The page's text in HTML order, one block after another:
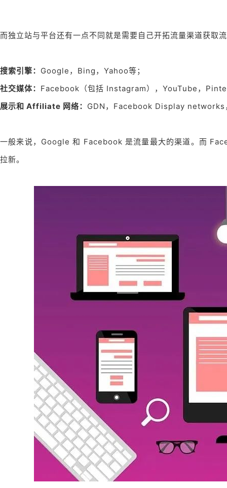
而独立站与平台还有一点不同就是需要自己开拓流量渠道获取
搜索引擎： Google，Bing，Yahoo等；
社交媒体： Facebook（包括 Instagram），YouTube，
展示和 Affiliate 网络： GDN，Facebook Display
一般来说，Google 和 Facebook 是流量最大的渠道。而
拉新。